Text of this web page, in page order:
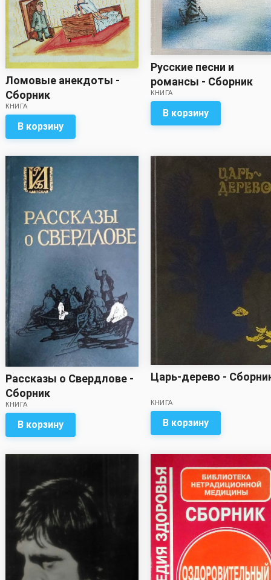
Ломовые анекдоты -
Сборник
КНИГА
В корзину
Русские песни и
романсы - Сборник
КНИГА
В корзину
Рассказы о Свердлове -
Сборник
КНИГА
В корзину
Царь-дерево -
КНИГА
В корзину